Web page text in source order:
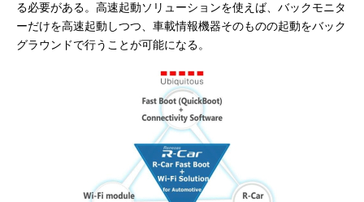
る必要がある。高速起動ソリューションを使えば、バックモニタ
ーだけを高速起動しつつ、車載情報機器そのものの起動をバック
グラウンドで行うことが可能になる。